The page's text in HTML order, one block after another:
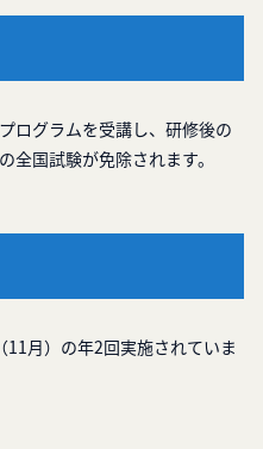
ログラムを受講し、研修後の
全国試験が免除されます。
月）の年2回実施されていま